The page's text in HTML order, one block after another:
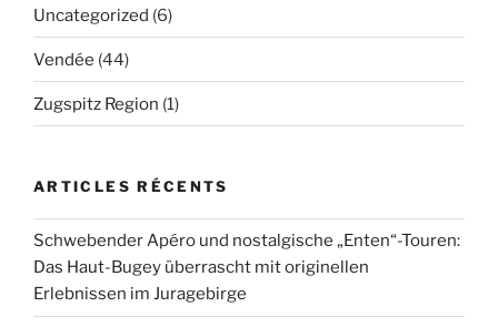
Uncategorized (6)
Vendée (44)
Zugspitz Region (1)
ARTICLES RÉCENTS
Schwebender Apéro und nostalgische „Enten“-Touren:
Das Haut-Bugey überrascht mit originellen
Erlebnissen im Juragebirge